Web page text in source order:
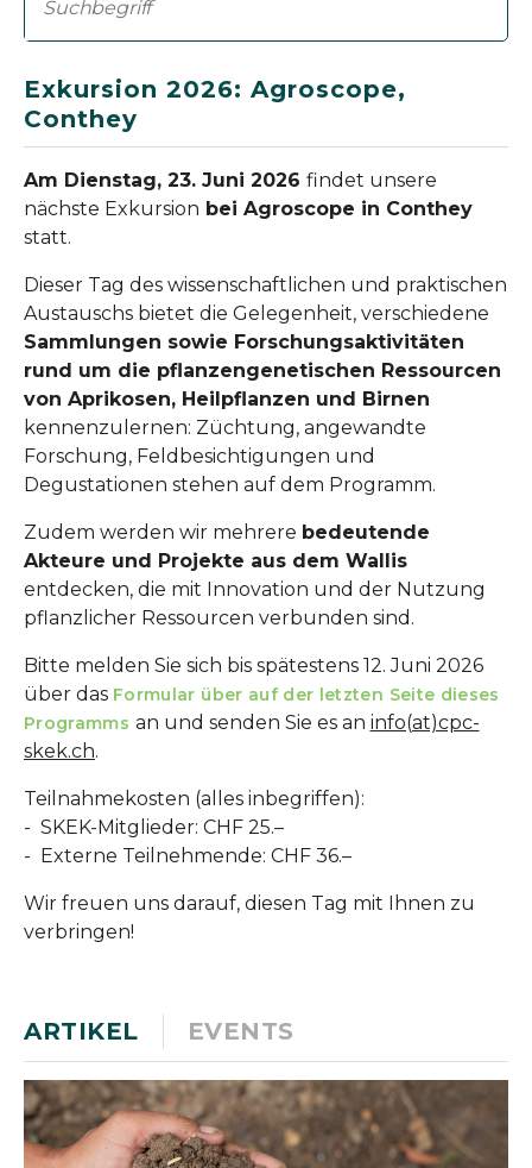
Exkursion 2026: Agroscope,
Conthey
Am Dienstag, 23. Juni 2026 findet unsere
nächste Exkursion bei Agroscope in Conthey
statt.
Dieser Tag des wissenschaftlichen und praktischen
Austauschs bietet die Gelegenheit, verschiedene
Sammlungen sowie Forschungsaktivitäten
rund um die pflanzengenetischen Ressourcen
von Aprikosen, Heilpflanzen und Birnen
kennenzulernen: Züchtung, angewandte
Forschung, Feldbesichtigungen und
Degustationen stehen auf dem Programm.
Zudem werden wir mehrere bedeutende
Akteure und Projekte aus dem Wallis
entdecken, die mit Innovation und der Nutzung
pflanzlicher Ressourcen verbunden sind.
Bitte melden Sie sich bis spätestens 12. Juni 2026
über das Formular über auf der letzten Seite dieses
Programms an und senden Sie es an info(at)cpc-
skek.ch.
Teilnahmekosten (alles inbegriffen):
- SKEK-Mitglieder: CHF 25.–
- Externe Teilnehmende: CHF 36.–
Wir freuen uns darauf, diesen Tag mit Ihnen zu
verbringen!
ARTIKEL EVENTS